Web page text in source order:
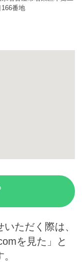
166番地
ただく際は、
を見た」と